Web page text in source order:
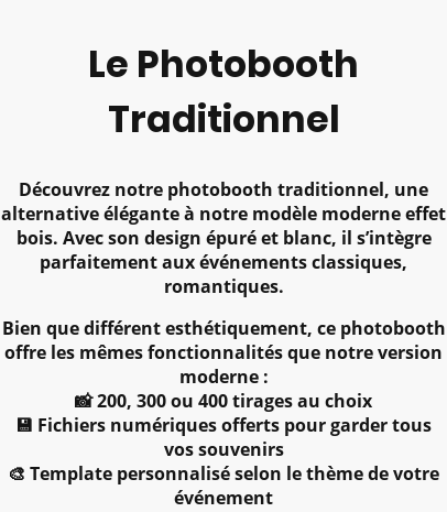
Le Photobooth
Traditionnel
Découvrez notre photobooth traditionnel, une
alternative élégante à notre modèle moderne effet
bois. Avec son design épuré et blanc, il s’intègre
parfaitement aux événements classiques,
romantiques.
Bien que différent esthétiquement, ce photobooth
offre les mêmes fonctionnalités que notre version
moderne :
📸 200, 300 ou 400 tirages au choix
💾 Fichiers numériques offerts pour garder tous
vos souvenirs
🎨 Template personnalisé selon le thème de votre
événement